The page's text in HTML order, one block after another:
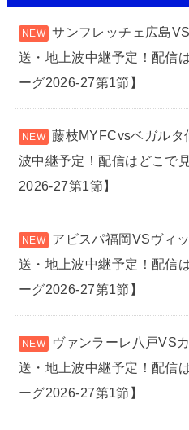
サンフレッチェ広島
送・地上波中継予定！配信
ーグ2026-27第1節】
藤枝MYFCvsベガルタ
波中継予定！配信はどこで
2026-27第1節】
アビスパ福岡VSヴィ
送・地上波中継予定！配信
ーグ2026-27第1節】
ヴァンラーレ八戸VS
送・地上波中継予定！配信
ーグ2026-27第1節】